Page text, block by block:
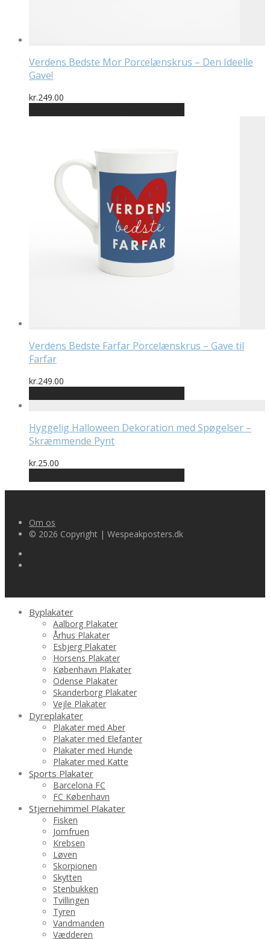
Verdens Bedste Mor Porcelænskrus – Den Ideelle
Gave!
kr.249.00
Verdens Bedste Farfar Porcelænskrus – Gave til
Farfar
kr.249.00
Hyggelig Halloween Dekoration med Spøgelser –
Skræmmende Pynt
kr.25.00
Om os
© 2026 Copyright | Wespeakposters.dk
Byplakater
Aalborg Plakater
Århus Plakater
Esbjerg Plakater
Horsens Plakater
København Plakater
Odense Plakater
Skanderborg Plakater
Vejle Plakater
Dyreplakater
Plakater med Aber
Plakater med Elefanter
Plakater med Hunde
Plakater med Katte
Sports Plakater
Barcelona FC
FC København
Stjernehimmel Plakater
Fisken
Jomfruen
Krebsen
Løven
Skorpionen
Skytten
Stenbukken
Tvillingen
Tyren
Vandmanden
Vædderen